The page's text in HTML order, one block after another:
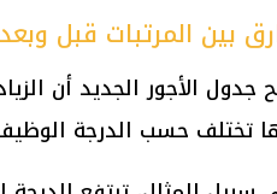
بين المرتبات قبل
جدول الأجور الجديد أن
تختلف حسب الدرجة